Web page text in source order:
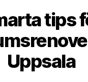
tips
Uppsala